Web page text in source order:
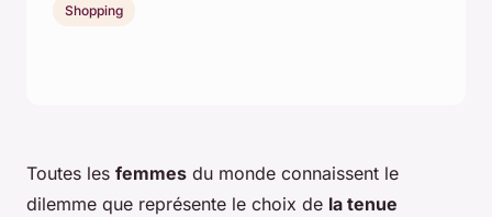
Toutes les femmes du monde connaissent le
dilemme que représente le choix de la tenue
Shopping